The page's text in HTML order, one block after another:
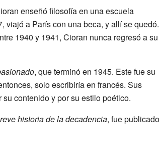
enseñó filosofía en una escuela
viajó a París con una beca, y allí se quedó.
1940 y 1941, Cioran nunca regresó a su
, que terminó en 1945. Este fue su
solo escribiría en francés. Sus
contenido y por su estilo poético.
historia de la decadencia, fue publicado